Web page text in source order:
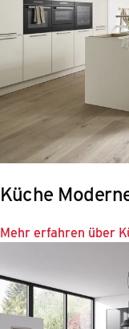
Küche
Mehr erfahren über